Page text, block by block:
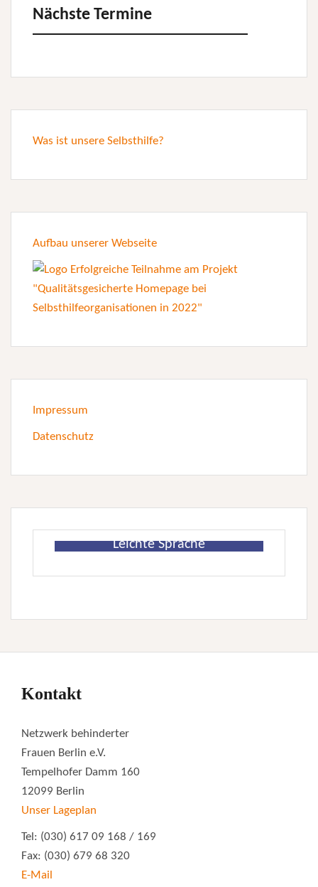
Nächste Termine
Was ist unsere Selbsthilfe?
Aufbau unserer Webseite
Impressum
Datenschutz
Leichte Sprache
Kontakt
Netzwerk behinderter
Frauen Berlin e.V.
Tempelhofer Damm 160
12099 Berlin
Unser Lageplan
Tel: (030) 617 09 168 / 169
Fax: (030) 679 68 320
E-Mail